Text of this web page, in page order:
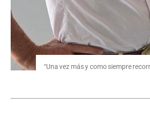
“Una vez más y como siempre